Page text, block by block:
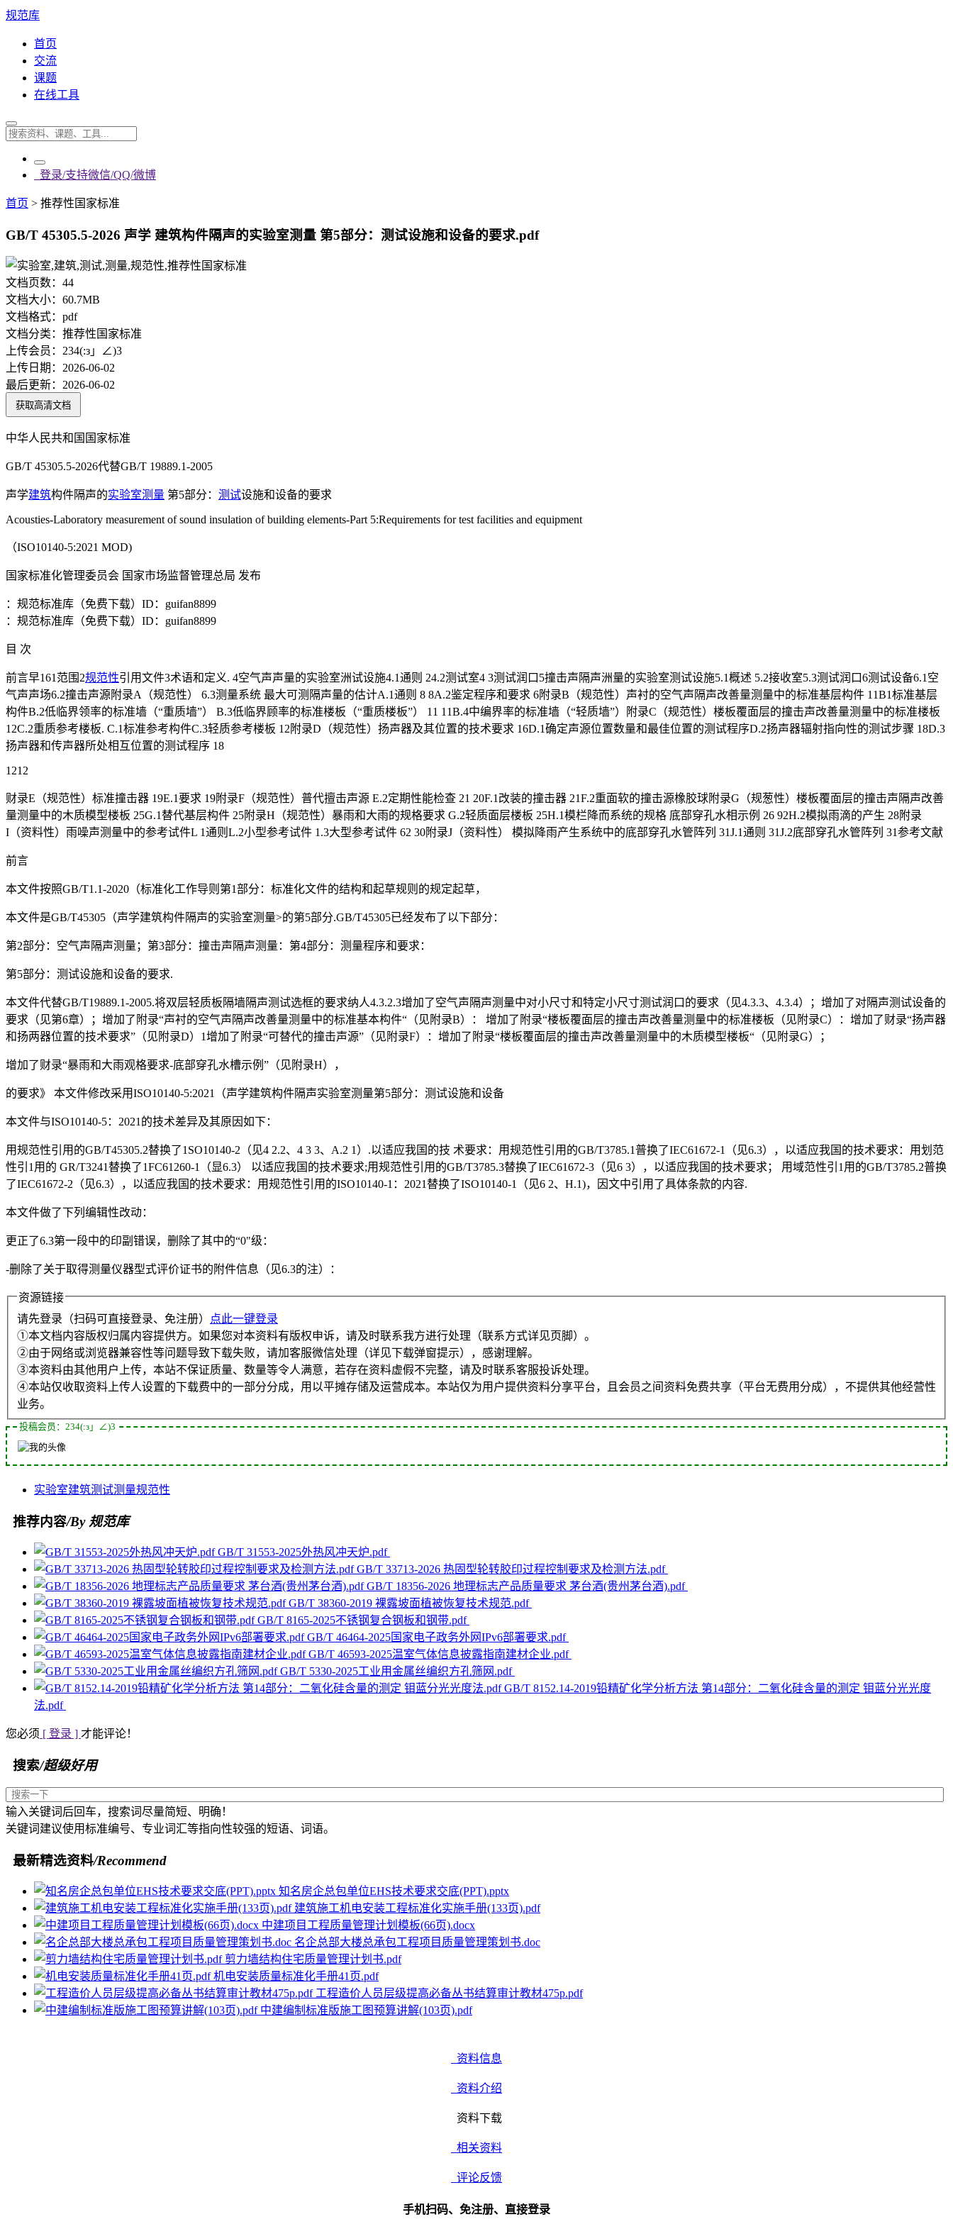
规范库
首页
交流
课题
在线工具
登录/支持微信/QQ/微博
首页 > 推荐性国家标准
GB/T 45305.5-2026 声学 建筑构件隔声的实验室测量 第5部分：测试设施和设备的要求.pdf
文档页数： 44
文档大小： 60.7MB
文档格式： pdf
文档分类： 推荐性国家标准
上传会员： 234(:з」∠)3
上传日期： 2026-06-02
最后更新： 2026-06-02
获取高清文档
中华人民共和国国家标准
GB/T 45305.5-2026代替GB/T 19889.1-2005
声学建筑构件隔声的实验室测量 第5部分： 测试设施和设备的要求
Acousties-Laboratory measurement of sound insulation of building elements-Part 5:Requirements for test facilities and equipment
（ISO10140-5:2021 MOD)
国家标准化管理委员会 国家市场监督管理总局 发布
：规范标准库（免费下载）ID：guifan8899
：规范标准库（免费下载）ID：guifan8899
目 次
前言早161范围2规范性引用文件3术语和定义. 4空气声声量的实验室洲试设施4.1通则 24.2测试室4 3测试润口5撞击声隔声洲量的实验室测试设施5.1概述 5.2接收室5.3测试润口6测试设备6.1空
气声声场6.2撞击声源附录A（规范性） 6.3测量系统 最大可测隔声量的估计A.1通则 8 8A.2鉴定程序和要求 6附录B（规范性）声衬的空气声隔声改善量测量中的标准基层构件 11B1标准基层
构件B.2低临界领率的标准墙（“重质墙”） B.3低临界顾率的标准楼板（“重质楼板”） 11 11B.4中编界率的标准墙（“轻质墙”）附录C（规范性）楼板覆面层的撞击声改善量测量中的标准楼板
12C.2重质参考楼板. C.1标准参考构件C.3轻质参考楼板 12附录D（规范性）扬声器及其位置的技术要求 16D.1确定声源位置数量和最佳位置的测试程序D.2扬声器辐射指向性的测试步骤 18D.3
扬声器和传声器所处相互位置的测试程序 18
1212
财录E（规范性）标准撞击器 19E.1要求 19附录F（规范性）普代擅击声源 E.2定期性能检查 21 20F.1改装的撞击器 21F.2重面软的撞击源橡胶球附录G（规葱性）楼板覆面层的撞击声隔声改善
量测量中的木质模型楼板 25G.1替代基层构件 25附录H（规范性）暴雨和大雨的规格要求 G.2轻质面层楼板 25H.1模栏降而系统的规格 底部穿孔水相示例 26 92H.2模拟雨滴的产生 28附录
I（资料性）雨噪声测量中的参考试件L 1通则L.2小型参考试件 1.3大型参考试件 62 30附录J（资料性） 模拟降雨产生系统中的底部穿孔水管阵列 31J.1通则 31J.2底部穿孔水管阵列 31参考文献
前言
本文件按照GB/T1.1-2020（标准化工作导则第1部分：标准化文件的结构和起草规则的规定起草，
本文件是GB/T45305（声学建筑构件隔声的实验室测量>的第5部分.GB/T45305已经发布了以下部分：
第2部分：空气声隔声测量；第3部分：撞击声隔声测量：第4部分：测量程序和要求：
第5部分：测试设施和设备的要求.
本文件代替GB/T19889.1-2005.将双层轻质板隔墙隔声测试选框的要求纳人4.3.2.3增加了空气声隔声测量中对小尺寸和特定小尺寸测试润口的要求（见4.3.3、4.3.4）；增加了对隔声测试设备的
要求（见第6章）；增加了附录“声衬的空气声隔声改善量测量中的标准基本构件“（见附录B）： 增加了附录“楼板覆面层的撞击声改善量测量中的标准楼板（见附录C）：增加了财录“扬声器
和扬两器位置的技术要求”（见附录D）1增加了附录“可替代的撞击声源”（见附录F）：增加了附录“楼板覆面层的撞击声改善量测量中的木质模型楼板“（见附录G）；
增加了财录“暴雨和大雨观格要求-底部穿孔水槽示例”（见附录H），
的要求》 本文件修改采用ISO10140-5:2021（声学建筑构件隔声实验室测量第5部分：测试设施和设备
本文件与ISO10140-5：2021的技术差异及其原因如下：
用规范性引用的GB/T45305.2替换了1SO10140-2（见4 2.2、4 3 3、A.2 1）.以适应我国的技 术要求：用规范性引用的GB/T3785.1普换了IEC61672-1（见6.3），以适应我国的技术要求：用划范
性引1用的 GR/T3241替换了1FC61260-1（显6.3） 以适应我国的技术要求;用规范性引用的GB/T3785.3替换了IEC61672-3（见6 3），以适应我国的技术要求； 用域范性引1用的GB/T3785.2普换
了IEC61672-2（见6.3），以适应我国的技术要求：用规范性引用的ISO10140-1：2021替换了ISO10140-1（见6 2、H.1)，因文中引用了具体条款的内容.
本文件做了下列编辑性改动：
更正了6.3第一段中的印副错误，删除了其中的“0"级：
-删除了关于取得测量仪器型式评价证书的附件信息（见6.3的注）：
资源链接
请先登录（扫码可直接登录、免注册）
点此一键登录
①本文档内容版权归属内容提供方。如果您对本资料有版权申诉，请及时联系我方进行处理（联系方式详见页脚）。
②由于网络或浏览器兼容性等问题导致下载失败，请加客服微信处理（详见下载弹窗提示），感谢理解。
③本资料由其他用户上传，本站不保证质量、数量等令人满意，若存在资料虚假不完整，请及时联系客服投诉处理。
④本站仅收取资料上传人设置的下载费中的一部分分成，用以平摊存储及运营成本。本站仅为用户提供资料分享平台，且会员之间资料免费共享（平台无费用分成），不提供其他经营性
业务。
投稿会员：234(:з」∠)3
实验室建筑测试测量规范性
推荐内容/By 规范库
GB/T 31553-2025外热风冲天炉.pdf
GB/T 33713-2026 热固型轮转胶印过程控制要求及检测方法.pdf
GB/T 18356-2026 地理标志产品质量要求 茅台酒(贵州茅台酒).pdf
GB/T 38360-2019 裸露坡面植被恢复技术规范.pdf
GB/T 8165-2025不锈钢复合钢板和钢带.pdf
GB/T 46464-2025国家电子政务外网IPv6部署要求.pdf
GB/T 46593-2025温室气体信息披露指南建材企业.pdf
GB/T 5330-2025工业用金属丝编织方孔筛网.pdf
GB/T 8152.14-2019铅精矿化学分析方法 第14部分：二氧化硅含量的测定 钼蓝分光光度
法.pdf
您必须 [ 登录 ] 才能评论！
搜索/超级好用
输入关键词后回车，搜索词尽量简短、明确！
关键词建议使用标准编号、专业词汇等指向性较强的短语、词语。
最新精选资料/Recommend
知名房企总包单位EHS技术要求交底(PPT).pptx
建筑施工机电安装工程标准化实施手册(133页).pdf
中建项目工程质量管理计划模板(66页).docx
名企总部大楼总承包工程项目质量管理策划书.doc
剪力墙结构住宅质量管理计划书.pdf
机电安装质量标准化手册41页.pdf
工程造价人员层级提高必备丛书结算审计教材475p.pdf
中建编制标准版施工图预算讲解(103页).pdf
资料信息
资料介绍
资料下载
相关资料
评论反馈
手机扫码、免注册、直接登录